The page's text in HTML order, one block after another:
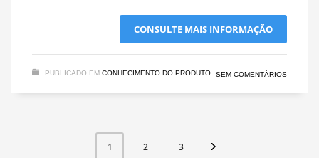
CONSULTE MAIS INFORMAÇÃO
PUBLICADO EM CONHECIMENTO DO PRODUTO SEM COMENTÁRIOS
1 2 3